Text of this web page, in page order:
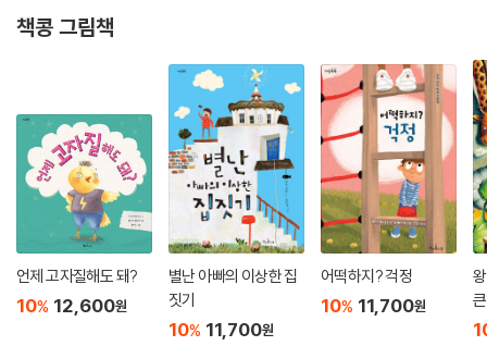
책콩 그림책
언제 고자질해도 돼?
10% 12,600원
별난 아빠의 이상한 집
짓기
10% 11,700원
어떡하지? 걱정
10% 11,700원